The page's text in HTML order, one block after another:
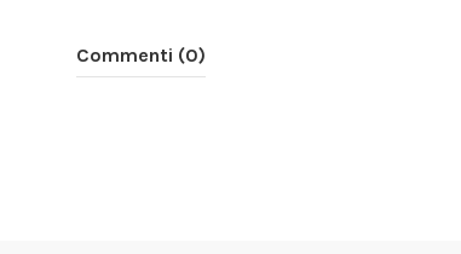
Commenti (0)